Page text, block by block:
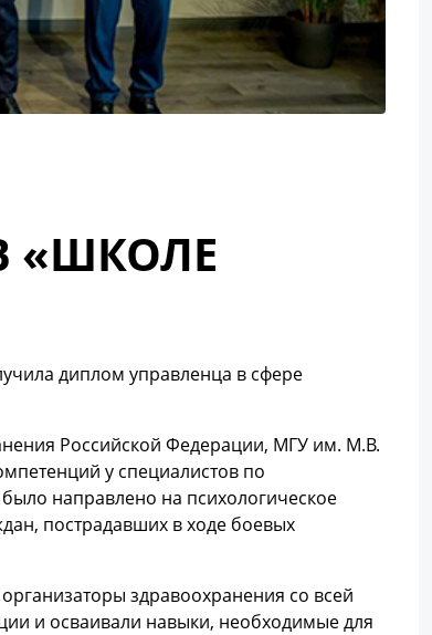
«ШКОЛЕ
диплом управленца в сфере
Российской Федерации, МГУ им. М.В.
у специалистов по
направлено на психологическое
пострадавших в ходе боевых
здравоохранения со всей
и осваивали навыки, необходимые для